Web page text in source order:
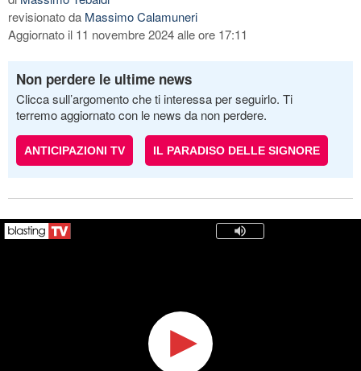
revisionato da Massimo Calamuneri
Aggiornato il 11 novembre 2024 alle ore 17:11
Non perdere le ultime news
Clicca sull’argomento che ti interessa per seguirlo. Ti
terremo aggiornato con le news da non perdere.
ANTICIPAZIONI TV IL PARADISO DELLE SIGNORE